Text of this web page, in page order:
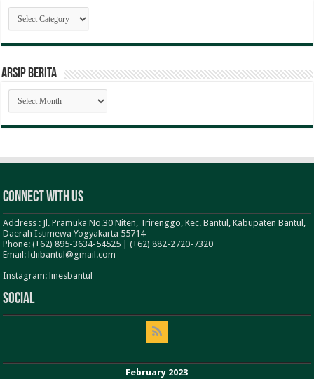
Kategori
Berita
ARSIP BERITA
ARSIP
BERITA
Connect With Us
Address : Jl. Pramuka No.30 Niten, Trirenggo, Kec. Bantul, Kabupaten Bantul,
Daerah Istimewa Yogyakarta 55714
Phone: (+62) 895-3634-54525 | (+62) 882-2720-7320
Email: ldiibantul@gmail.com
Instagram: linesbantul
Social
February 2023